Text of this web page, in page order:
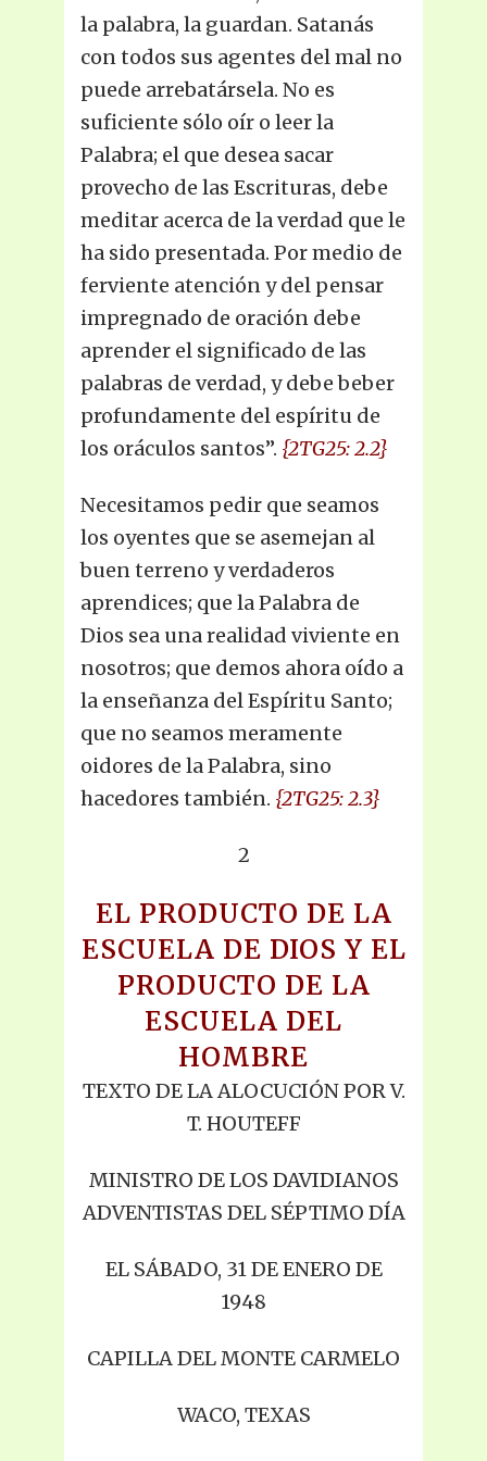
la palabra, la guardan. Satanás
con todos sus agentes del mal no
puede arrebatársela. No es
suficiente sólo oír o leer la
Palabra; el que desea sacar
provecho de las Escrituras, debe
meditar acerca de la verdad que le
ha sido presentada. Por medio de
ferviente atención y del pensar
impregnado de oración debe
aprender el significado de las
palabras de verdad, y debe beber
profundamente del espíritu de
los oráculos santos”. {2TG25: 2.2}
Necesitamos pedir que seamos
los oyentes que se asemejan al
buen terreno y verdaderos
aprendices; que la Palabra de
Dios sea una realidad viviente en
nosotros; que demos ahora oído a
la enseñanza del Espíritu Santo;
que no seamos meramente
oidores de la Palabra, sino
hacedores también. {2TG25: 2.3}
2
EL PRODUCTO DE LA
ESCUELA DE DIOS Y EL
PRODUCTO DE LA
ESCUELA DEL
HOMBRE
TEXTO DE LA ALOCUCIÓN POR V.
T. HOUTEFF
MINISTRO DE LOS DAVIDIANOS
ADVENTISTAS DEL SÉPTIMO DÍA
EL SÁBADO, 31 DE ENERO DE
1948
CAPILLA DEL MONTE CARMELO
WACO, TEXAS